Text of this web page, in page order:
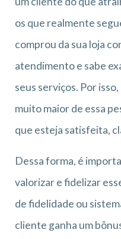
os que realmente
comprou da sua loja
atendimento e sabe
seus serviços. Por
muito maior de essa
que esteja satisfeita,
Dessa forma, é
valorizar e fidelizar
de fidelidade ou
cliente ganha um